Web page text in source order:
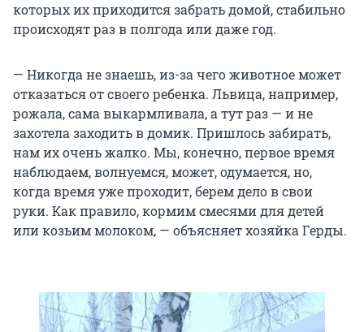
которых их приходится забрать домой, стабильно
происходят раз в полгода или даже год.
— Никогда не знаешь, из-за чего животное может
отказаться от своего ребенка. Львица, например,
рожала, сама выкармливала, а тут раз — и не
захотела заходить в домик. Пришлось забирать,
нам их очень жалко. Мы, конечно, первое время
наблюдаем, волнуемся, может, одумается, но,
когда время уже проходит, берем дело в свои
руки. Как правило, кормим смесями для детей
или козьим молоком, — объясняет хозяйка Герды.